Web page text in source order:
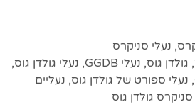
, נעלי סניקרס
, גולדן גוס, נעלי GGDB , נעלי גולדן גוס,
, נעלי ספורט של גולדן גוס, נעליים
סניקרס גולדן גוס